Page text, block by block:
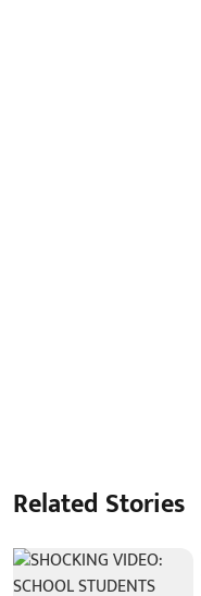
Related Stories